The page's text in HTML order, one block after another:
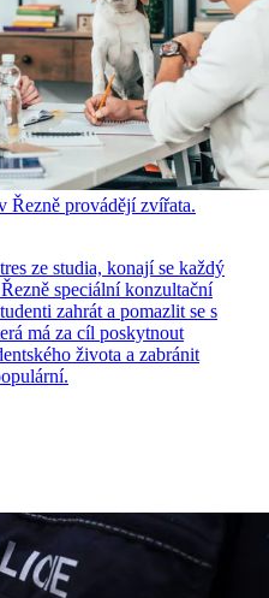
Řezně provádějí zvířata.
ze studia, konají se každý
speciální konzultační
zahrát a pomazlit se s
má za cíl poskytnout
života a zabránit